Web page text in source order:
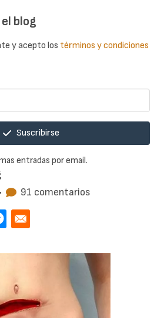
• 91 comentarios
blog
y acepto los términos y condiciones
Suscribirse
entradas por email.